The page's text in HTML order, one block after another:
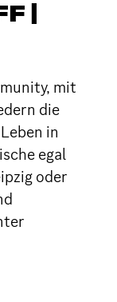
|
mit
die
in
egal
oder